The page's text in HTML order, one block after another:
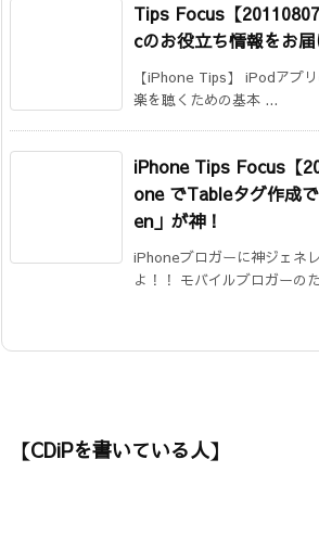
Tips Focus【
cのお役立ち情報をお届
【iPhone Tips】 iPodアプ
楽を聴くための基本 ...
iPhone Tips Focus【
one でTableタグ作成
en」が神！
iPhoneブロガーに神ジェネ
よ！！ モバイルブロガーの
【CDiPを書いている人】